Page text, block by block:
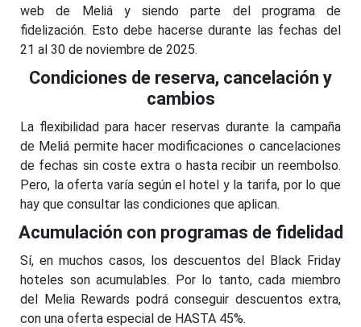
web de Meliá y siendo parte del programa de
fidelización. Esto debe hacerse durante las fechas del
21 al 30 de noviembre de 2025.
Condiciones de reserva, cancelación y
cambios
La flexibilidad para hacer reservas durante la campaña
de Meliá permite hacer modificaciones o cancelaciones
de fechas sin coste extra o hasta recibir un reembolso.
Pero, la oferta varía según el hotel y la tarifa, por lo que
hay que consultar las condiciones que aplican.
Acumulación con programas de fidelidad
Sí, en muchos casos, los descuentos del Black Friday
hoteles son acumulables. Por lo tanto, cada miembro
del Melia Rewards podrá conseguir descuentos extra,
con una oferta especial de HASTA 45%.